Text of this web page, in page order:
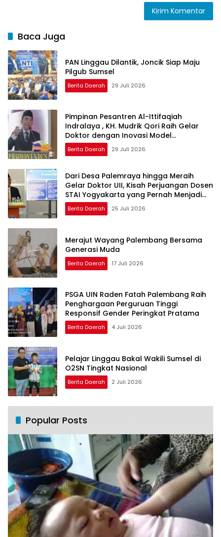
Baca Juga
PAN Linggau Dilantik, Joncik Siap Maju
Pilgub Sumsel
Berita Daerah 29 Juli 2026
Pimpinan Pesantren Al-Ittifaqiah
Indralaya , KH. Mudrik Qori Raih Gelar
Doktor dengan Inovasi Model
Pembelajaran Nagham Al-Qur’an di UMM
Berita Daerah 29 Juli 2026
Dari Desa Palemraya hingga Meraih
Gelar Doktor UII, Kisah Perjuangan Dosen
STAI Yogyakarta yang Pernah Menjadi
Driver Taksi Online
Berita Daerah 25 Juli 2026
Merajut Wayang Palembang Bersama
Generasi Muda
Berita Daerah 17 Juli 2026
PSGA UIN Raden Fatah Palembang Raih
Penghargaan Perguruan Tinggi
Responsif Gender Peringkat Pratama
Berita Daerah 4 Juli 2026
Pelajar Linggau Bakal Wakili Sumsel di
O2SN Tingkat Nasional
Berita Daerah 2 Juli 2026
Popular Posts